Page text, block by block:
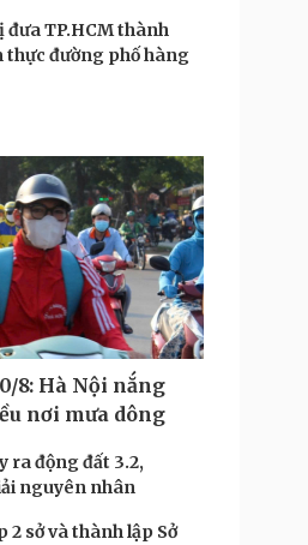
TP.HCM thành
thực đường phố hàng
8: Hà Nội nắng
nơi mưa dông
ra động đất 3.2,
nguyên nhân
2 sở và thành lập Sở